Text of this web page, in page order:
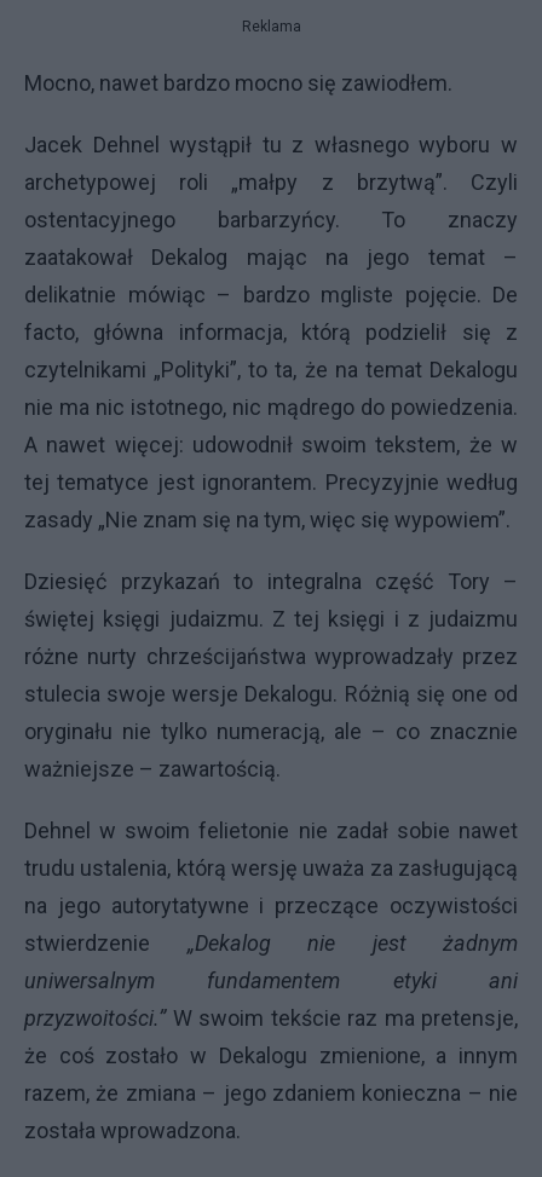
Reklama
Mocno, nawet bardzo mocno się zawiodłem.
Jacek Dehnel wystąpił tu z własnego wyboru w
archetypowej roli „małpy z brzytwą”. Czyli
ostentacyjnego barbarzyńcy. To znaczy
zaatakował Dekalog mając na jego temat –
delikatnie mówiąc – bardzo mgliste pojęcie. De
facto, główna informacja, którą podzielił się z
czytelnikami „Polityki”, to ta, że na temat Dekalogu
nie ma nic istotnego, nic mądrego do powiedzenia.
A nawet więcej: udowodnił swoim tekstem, że w
tej tematyce jest ignorantem. Precyzyjnie według
zasady „Nie znam się na tym, więc się wypowiem”.
Dziesięć przykazań to integralna część Tory –
świętej księgi judaizmu. Z tej księgi i z judaizmu
różne nurty chrześcijaństwa wyprowadzały przez
stulecia swoje wersje Dekalogu. Różnią się one od
oryginału nie tylko numeracją, ale – co znacznie
ważniejsze – zawartością.
Dehnel w swoim felietonie nie zadał sobie nawet
trudu ustalenia, którą wersję uważa za zasługującą
na jego autorytatywne i przeczące oczywistości
stwierdzenie „Dekalog nie jest żadnym
uniwersalnym fundamentem etyki ani
przyzwoitości.”W swoim tekście raz ma pretensje,
że coś zostało w Dekalogu zmienione, a innym
razem, że zmiana – jego zdaniem konieczna – nie
została wprowadzona.